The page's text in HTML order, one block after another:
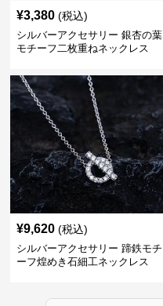
¥3,380 (税込)
シルバーアクセサリー 銀杏の葉
モチーフ二枚重ねネックレス
¥9,620 (税込)
シルバーアクセサリー 蹄鉄モチ
ーフ煌めき石細工ネックレス